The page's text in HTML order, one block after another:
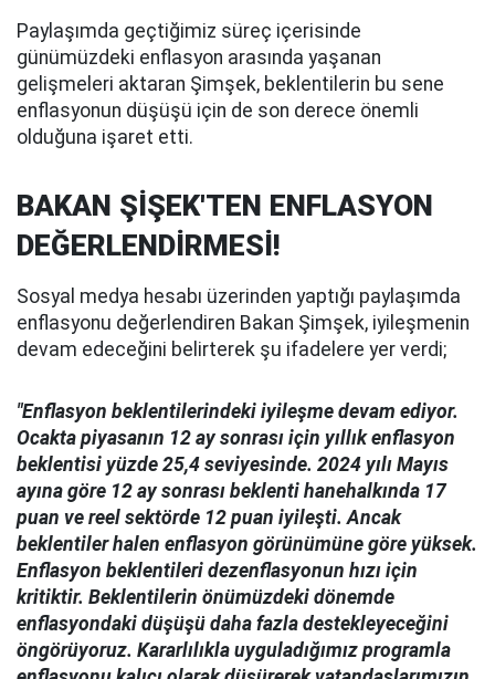
Paylaşımda geçtiğimiz süreç içerisinde
günümüzdeki enflasyon arasında yaşanan
gelişmeleri aktaran Şimşek, beklentilerin bu sene
enflasyonun düşüşü için de son derece önemli
olduğuna işaret etti.
BAKAN ŞİŞEK'TEN ENFLASYON
DEĞERLENDİRMESİ!
Sosyal medya hesabı üzerinden yaptığı paylaşımda
enflasyonu değerlendiren Bakan Şimşek, iyileşmenin
devam edeceğini belirterek şu ifadelere yer verdi;
"Enflasyon beklentilerindeki iyileşme devam ediyor.
Ocakta piyasanın 12 ay sonrası için yıllık enflasyon
beklentisi yüzde 25,4 seviyesinde. 2024 yılı Mayıs
ayına göre 12 ay sonrası beklenti hanehalkında 17
puan ve reel sektörde 12 puan iyileşti. Ancak
beklentiler halen enflasyon görünümüne göre yüksek.
Enflasyon beklentileri dezenflasyonun hızı için
kritiktir. Beklentilerin önümüzdeki dönemde
enflasyondaki düşüşü daha fazla destekleyeceğini
öngörüyoruz. Kararlılıkla uyguladığımız programla